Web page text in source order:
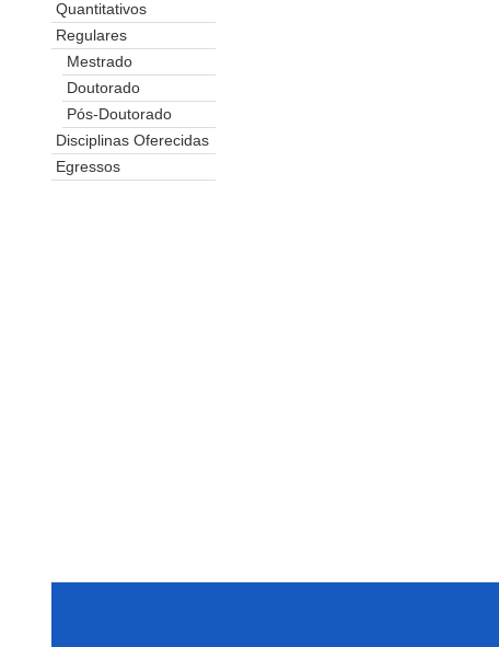
Quantitativos
Regulares
Mestrado
Doutorado
Pós-Doutorado
Disciplinas Oferecidas
Egressos